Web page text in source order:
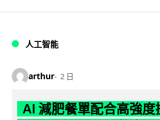
人工智能
arthur 2 日
AI 減肥餐單配合高強